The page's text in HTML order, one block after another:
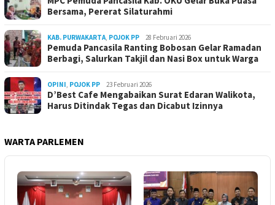
Bersama, Pererat Silaturahmi
KAB. PURWAKARTA, POJOK PP 28 Februari 2026
Pemuda Pancasila Ranting Bobosan Gelar Ramadan
Berbagi, Salurkan Takjil dan Nasi Box untuk Warga
OPINI, POJOK PP 23 Februari 2026
D’Best Cafe Mengabaikan Surat Edaran Walikota,
Harus Ditindak Tegas dan Dicabut Izinnya
WARTA PARLEMEN